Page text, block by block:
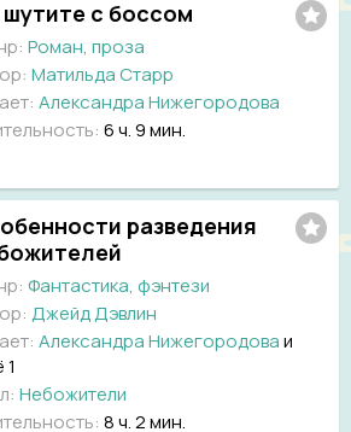
с боссом
Роман, проза
Матильда Старр
Александра Нижегородова
6 ч. 9 мин.
разведения
Фантастика, фэнтези
Джейд Дэвлин
Александра Нижегородоваи
Небожители
8 ч. 2 мин.